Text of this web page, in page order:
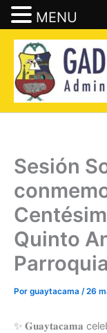
contenido
Sesión
Quinto
Por guaytacama /26
✨ 𝐆𝐮𝐚𝐲𝐭𝐚𝐜𝐚𝐦𝐚
MENU